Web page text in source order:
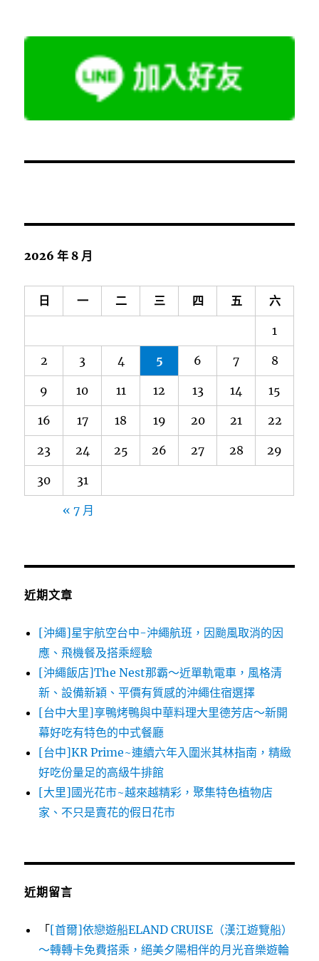
2026 年 8 月
日 一 二 三 四 五 六
1
2 3 4 5 6 7 8
9 10 11 12 13 14 15
16 17 18 19 20 21 22
23 24 25 26 27 28 29
30 31
« 7 月
近期文章
[沖繩]星宇航空台中-沖繩航班，因颱風取消的因
應、飛機餐及搭乘經驗
[沖繩飯店]The Nest那霸～近單軌電車，風格清
新、設備新穎、平價有質感的沖繩住宿選擇
[台中大里]享鴨烤鴨與中華料理大里德芳店～新開
幕好吃有特色的中式餐廳
[台中]KR Prime~連續六年入圍米其林指南，精緻
好吃份量足的高級牛排館
[大里]國光花市~越來越精彩，聚集特色植物店
家、不只是賣花的假日花市
近期留言
「[首爾]依戀遊船ELAND CRUISE（漢江遊覽船）
～轉轉卡免費搭乘，絕美夕陽相伴的月光音樂遊輪